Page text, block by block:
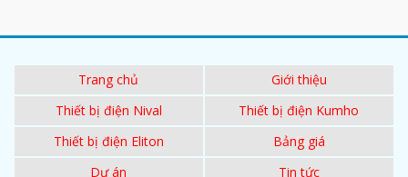
Trang chủ
Giới thiệu
Thiết bị điện Nival
Thiết bị điện Kumho
Thiết bị điện Eliton
Bảng giá
Dự án
Tin tức